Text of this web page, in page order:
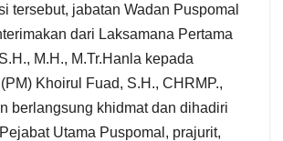
tersebut, jabatan Wadan Puspomal
dari Laksamana Pertama
M.H., M.Tr.Hanla kepada
Khoirul Fuad, S.H., CHRMP.,
berlangsung khidmat dan dihadiri
Utama Puspomal, prajurit,